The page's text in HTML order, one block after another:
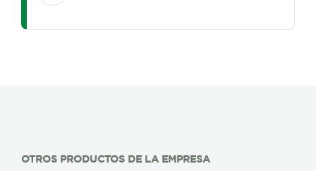
OTROS PRODUCTOS DE LA EMPRESA